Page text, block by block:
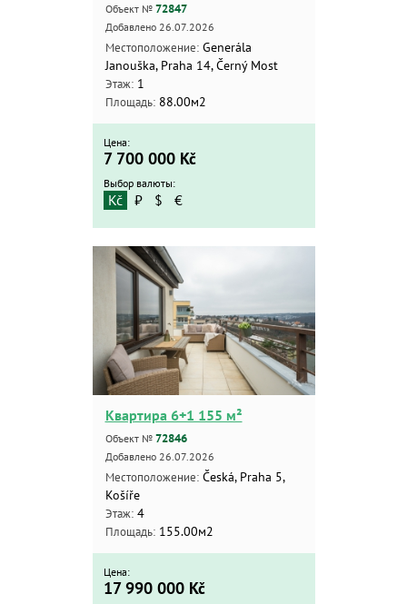
Объект № 72847
Добавлено 26.07.2026
Местоположение:Generála
Janouška, Praha 14, Černý Most
Этаж:1
Площадь:88.00м2
Цена:
7 700 000 Kč
Выбор валюты:
Kč ₽ $ €
Квартира 6+1 155 м²
Объект № 72846
Добавлено 26.07.2026
Местоположение:Česká, Praha 5,
Košíře
Этаж:4
Площадь:155.00м2
Цена:
17 990 000 Kč